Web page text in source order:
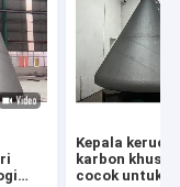
Kepala
karbon
cocok untuk